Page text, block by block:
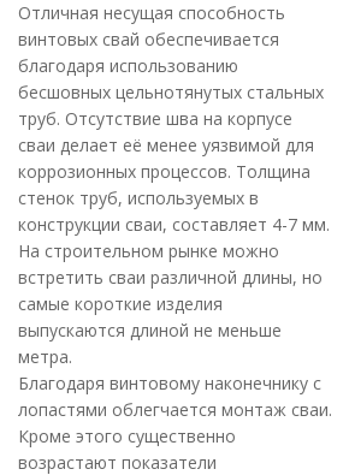
Отличная несущая способность
винтовых свай обеспечивается
благодаря использованию
бесшовных цельнотянутых стальных
труб. Отсутствие шва на корпусе
сваи делает её менее уязвимой для
коррозионных процессов. Толщина
стенок труб, используемых в
конструкции сваи, составляет 4-7 мм.
На строительном рынке можно
встретить сваи различной длины, но
самые короткие изделия
выпускаются длиной не меньше
метра.
Благодаря винтовому наконечнику с
лопастями облегчается монтаж сваи.
Кроме этого существенно
возрастают показатели